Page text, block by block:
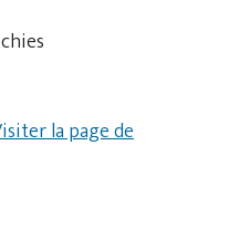
la page de